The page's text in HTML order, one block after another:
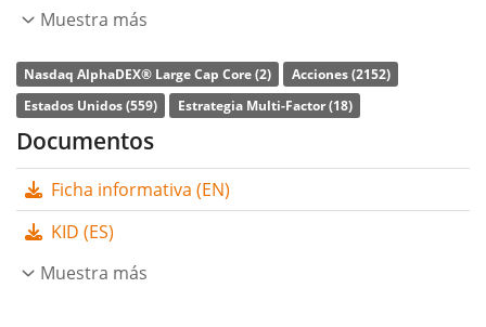
Growth and Value.
Laratio de gastos totales(TER) del ETF es del0,65%
p.a.. El First Trust US Large Cap Core AlphaDEX UCITS
ETF Acc es el ETF más barato y más grande que sigue el
replica la rentabilidad del índice subyacente
comprando todos los componentes del índice (réplica
reinvierten en el ETF.
Muestra más
Nasdaq AlphaDEX® Large Cap Core (2)
Acciones (2152)
Estados Unidos (559)
Estrategia Multi-Factor (18)
Documentos
Ficha informativa (EN)
KID (ES)
Muestra más